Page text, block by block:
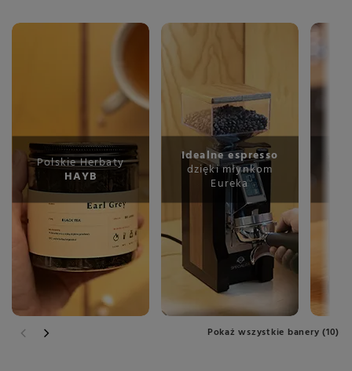
Polskie Herbaty
HAYB
Idealne espresso
dzięki młynkom
Eureka
Pokaż wszystkie banery (10)